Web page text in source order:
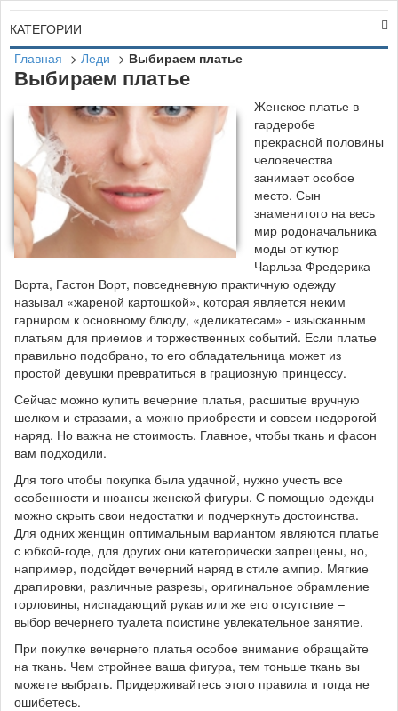
КАТЕГОРИИ
Главная -> Леди -> Выбираем платье
Выбираем платье
Женское платье в
гардеробе
прекрасной половины
человечества
занимает особое
место. Сын
знаменитого на весь
мир родоначальника
моды от кутюр
Чарльза Фредерика
Ворта, Гастон Ворт, повседневную практичную одежду
называл «жареной картошкой», которая является неким
гарниром к основному блюду, «деликатесам» - изысканным
платьям для приемов и торжественных событий. Если платье
правильно подобрано, то его обладательница может из
простой девушки превратиться в грациозную принцессу.
Сейчас можно купить вечерние платья, расшитые вручную
шелком и стразами, а можно приобрести и совсем недорогой
наряд. Но важна не стоимость. Главное, чтобы ткань и фасон
вам подходили.
Для того чтобы покупка была удачной, нужно учесть все
особенности и нюансы женской фигуры. С помощью одежды
можно скрыть свои недостатки и подчеркнуть достоинства.
Для одних женщин оптимальным вариантом являются платье
с юбкой-годе, для других они категорически запрещены, но,
например, подойдет вечерний наряд в стиле ампир. Мягкие
драпировки, различные разрезы, оригинальное обрамление
горловины, ниспадающий рукав или же его отсутствие –
выбор вечернего туалета поистине увлекательное занятие.
При покупке вечернего платья особое внимание обращайте
на ткань. Чем стройнее ваша фигура, тем тоньше ткань вы
можете выбрать. Придерживайтесь этого правила и тогда не
ошибетесь.